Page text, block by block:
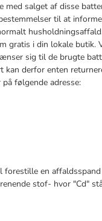
salget af disse
til at
gratis i din lokale
sig til de brugte
kan derfor enten
følgende adresse:
forestille en
stof- hvor "Cd"